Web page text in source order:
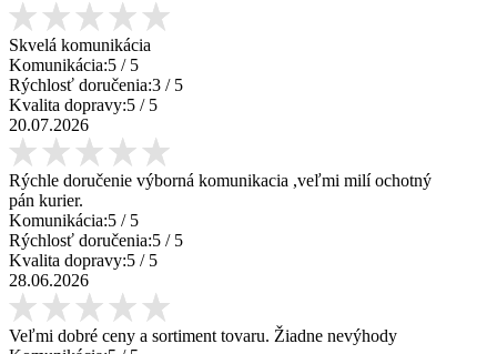
Skvelá komunikácia
Komunikácia:5 / 5
Rýchlosť doručenia:3 / 5
Kvalita dopravy:5 / 5
20.07.2026
Rýchle doručenie výborná komunikacia ,veľmi milí ochotný
pán kurier.
Komunikácia:5 / 5
Rýchlosť doručenia:5 / 5
Kvalita dopravy:5 / 5
28.06.2026
Veľmi dobré ceny a sortiment tovaru. Žiadne nevýhody